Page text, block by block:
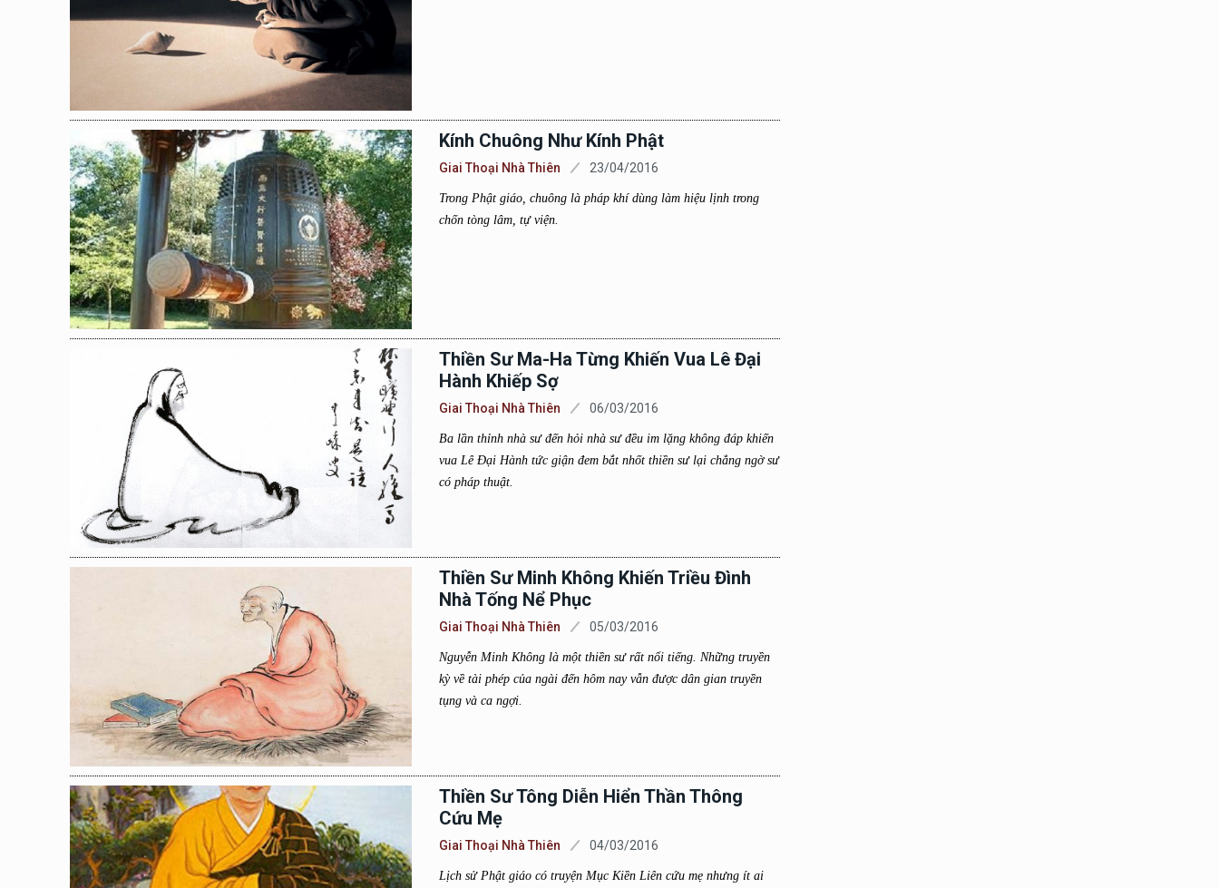
Kính Chuông Như Kính Phật
Giai Thoại Nhà Thiên 23/04/2016
Trong Phật giáo, chuông là pháp khí dùng làm hiệu lịnh trong
chốn tòng lâm, tự viện.
Thiền Sư Ma-Ha Từng Khiến Vua Lê Đại
Hành Khiếp Sợ
Giai Thoại Nhà Thiên 06/03/2016
Ba lần thỉnh nhà sư đến hỏi nhà sư đều im lặng không đáp khiến
vua Lê Đại Hành tức giận đem bắt nhốt thiền sư lại chẳng ngờ sư
có pháp thuật.
Thiền Sư Minh Không Khiến Triều Đình
Nhà Tống Nể Phục
Giai Thoại Nhà Thiên 05/03/2016
Nguyễn Minh Không là một thiền sư rất nổi tiếng. Những truyền
kỳ về tài phép của ngài đến hôm nay vẫn được dân gian truyền
tụng và ca ngợi.
Thiền Sư Tông Diễn Hiển Thần Thông
Cứu Mẹ
Giai Thoại Nhà Thiên 04/03/2016
Lịch sử Phật giáo có truyện Mục Kiền Liên cứu mẹ nhưng ít ai